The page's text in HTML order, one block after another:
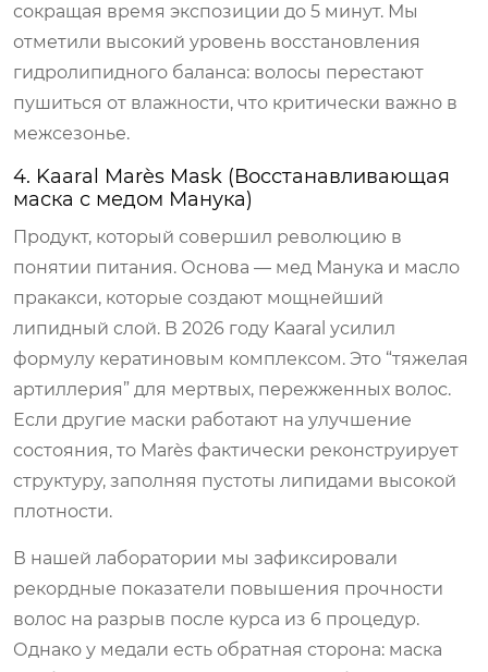
сокращая время экспозиции до 5 минут. Мы
отметили высокий уровень восстановления
гидролипидного баланса: волосы перестают
пушиться от влажности, что критически важно в
межсезонье.
4. Kaaral Marès Mask (Восстанавливающая
маска с медом Манука)
Продукт, который совершил революцию в
понятии питания. Основа — мед Манука и масло
пракакси, которые создают мощнейший
липидный слой. В 2026 году Kaaral усилил
формулу кератиновым комплексом. Это “тяжелая
артиллерия” для мертвых, пережженных волос.
Если другие маски работают на улучшение
состояния, то Marès фактически реконструирует
структуру, заполняя пустоты липидами высокой
плотности.
В нашей лаборатории мы зафиксировали
рекордные показатели повышения прочности
волос на разрыв после курса из 6 процедур.
Однако у медали есть обратная сторона: маска